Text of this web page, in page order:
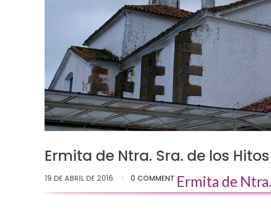
Ermita de Ntra. Sra. de los Hitos
19 DE ABRIL DE 2016 0 COMMENT Ermita de